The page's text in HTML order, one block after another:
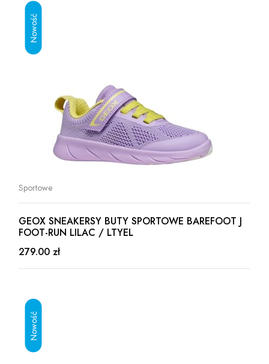
Sportowe
GEOX SNEAKERSY BUTY SPORTOWE BAREFOOT J
FOOT-RUN LILAC / LTYEL
279.00 zł